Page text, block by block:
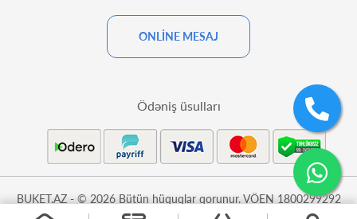
ONLİNE MESAJ
BUKET.AZ - © 2026 Bütün hüquqlar qorunur. VÖEN 1800299292
Ödəniş üsulları